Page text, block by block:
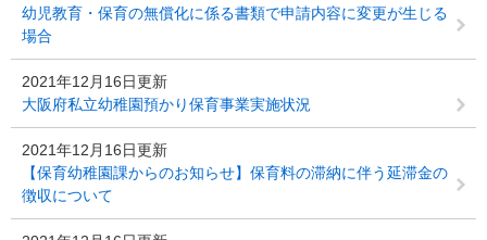
幼児教育・保育の無償化に係る書類で申請内容に変更が生じる
場合
2021年12月16日更新
大阪府私立幼稚園預かり保育事業実施状況
2021年12月16日更新
【保育幼稚園課からのお知らせ】保育料の滞納に伴う延滞金の
徴収について